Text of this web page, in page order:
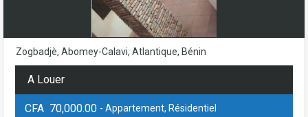
Zogbadjè, Abomey-Calavi, Atlantique, Bénin
A Louer
CFA 70,000.00 - Appartement, Résidentiel